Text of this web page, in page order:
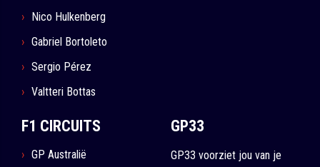
Nico Hulkenberg
Gabriel Bortoleto
Sergio Pérez
Valtteri Bottas
F1 CIRCUITS
GP Australië
GP33
GP33 voorziet jou van je